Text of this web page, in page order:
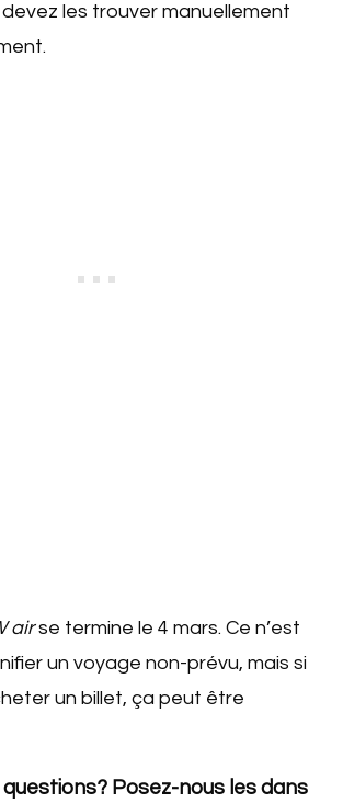
les trouver manuellement
airse termine le 4 mars. Ce n’est
un voyage non-prévu, mais si
un billet, ça peut être
Posez-nous les dans